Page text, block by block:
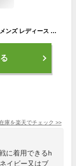
送料無料 ヒュンメル 中綿ハーフコート hummel メンズ レディース キッズ ジュニア 子供 アウター フード付き ベンチコート 防寒対策 スポーツ観戦 HAW8106
庫を楽天でチェック >>
に着用できるh
イビー又はブ